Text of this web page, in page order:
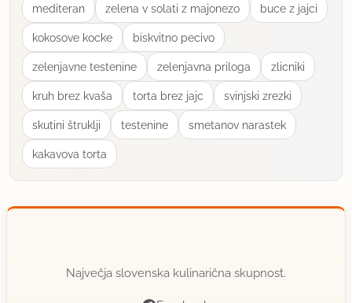
mediteran zelena v solati z majonezo buce z jajci
kokosove kocke biskvitno pecivo
zelenjavne testenine zelenjavna priloga zlicniki
kruh brez kvaša torta brez jajc svinjski zrezki
skutini štruklji testenine smetanov narastek
kakavova torta
Največja slovenska kulinarična skupnost.